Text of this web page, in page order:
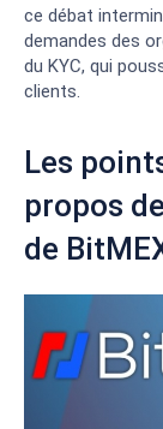
ce débat
demandes des
du KYC, qui
clients.
Les
propos
de